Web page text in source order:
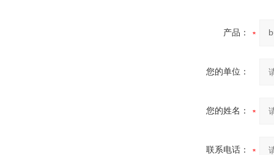
产品：
您的单位：
您的姓名：
联系电话：